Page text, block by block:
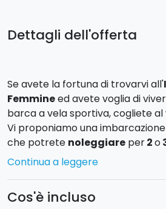
Dettagli dell'offerta
Se avete la fortuna di trovarvi all'
Femmineed avete voglia di
barca a vela sportiva, cogliete
Vi proponiamo una imbarcazione
che potrete noleggiare per2o
Lasciatevi cullare dalle onde e a
circumnavigare e visitare l'Isola
Continua a leggere
Cos'è incluso